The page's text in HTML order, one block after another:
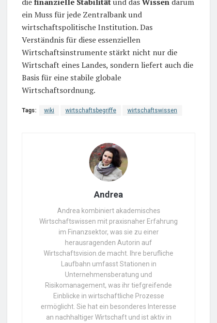
ein Muss für jede Zentralbank und
wirtschaftspolitische Institution. Das
Verständnis für diese essenziellen
Wirtschaftsinstrumente stärkt nicht nur die
Wirtschaft eines Landes, sondern liefert auch die
Basis für eine stabile globale
Wirtschaftsordnung.
Tags: wiki wirtschaftsbegriffe wirtschaftswissen
Andrea
Andrea kombiniert akademisches
Wirtschaftswissen mit praxisnaher Erfahrung
im Finanzsektor, was sie zu einer
herausragenden Autorin auf
Wirtschaftsvision.de macht. Ihre berufliche
Laufbahn umfasst Stationen in
Unternehmensberatung und
Risikomanagement, was ihr tiefgreifende
Einblicke in wirtschaftliche Prozesse
ermöglicht. Sie hat ein besonderes Interesse
an nachhaltiger Wirtschaft und ist aktiv in